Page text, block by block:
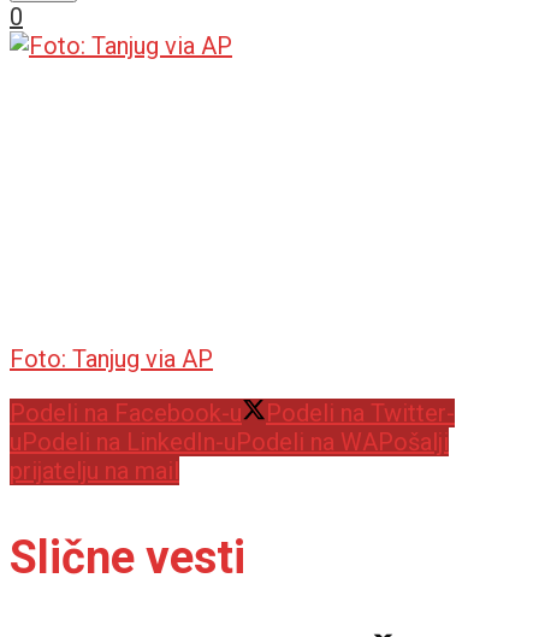
0
Foto: Tanjug via AP
Podeli na Facebook-u
Podeli na Twitter-
uPodeli na LinkedIn-uPodeli na WAPošalji
prijatelju na mail
Slične vesti